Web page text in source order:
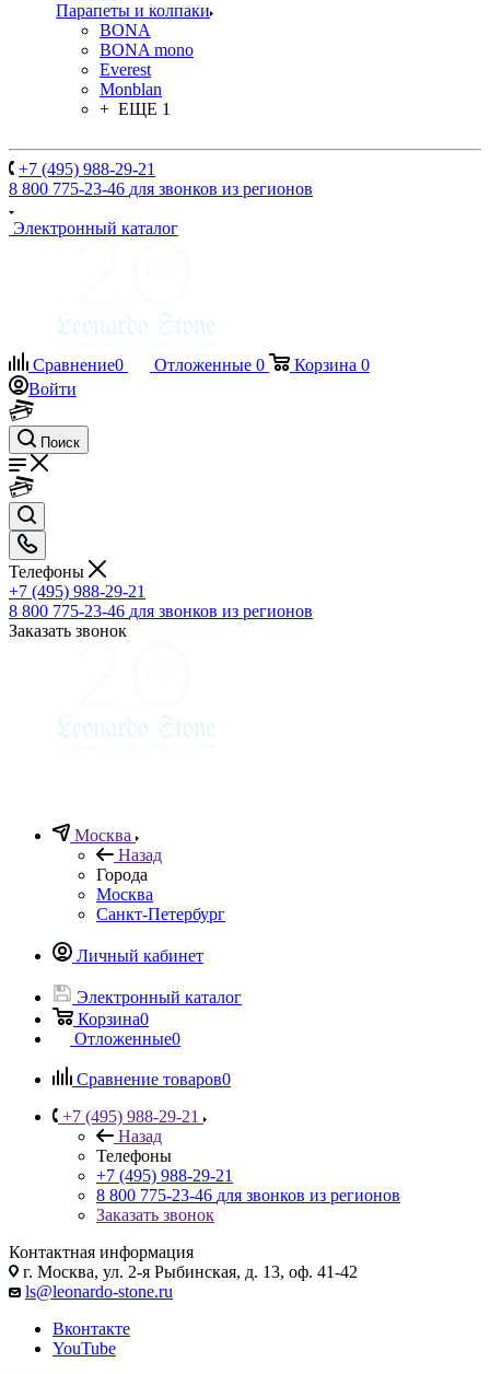
Парапеты и колпаки
BONA
BONA mono
Everest
Monblan
+ ЕЩЕ 1
+7 (495) 988-29-21
8 800 775-23-46 для звонков из регионов
Электронный каталог
Сравнение0 Отложенные 0 Корзина 0
Войти
Поиск
Телефоны
+7 (495) 988-29-21
8 800 775-23-46 для звонков из регионов
Заказать звонок
Москва
Назад
Города
Москва
Санкт-Петербург
Личный кабинет
Электронный каталог
Корзина0
Отложенные0
Сравнение товаров0
+7 (495) 988-29-21
Назад
Телефоны
+7 (495) 988-29-21
8 800 775-23-46 для звонков из регионов
Заказать звонок
Контактная информация
г. Москва, ул. 2-я Рыбинская, д. 13, оф. 41-42
ls@leonardo-stone.ru
Вконтакте
YouTube